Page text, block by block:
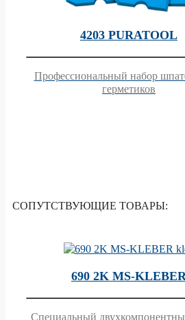
4203 PURATOOL
Профессиональный набор
герметиков
СОПУТСТВУЮЩИЕ ТОВАРЫ:
690 2K MS-KLEBER
Специальный